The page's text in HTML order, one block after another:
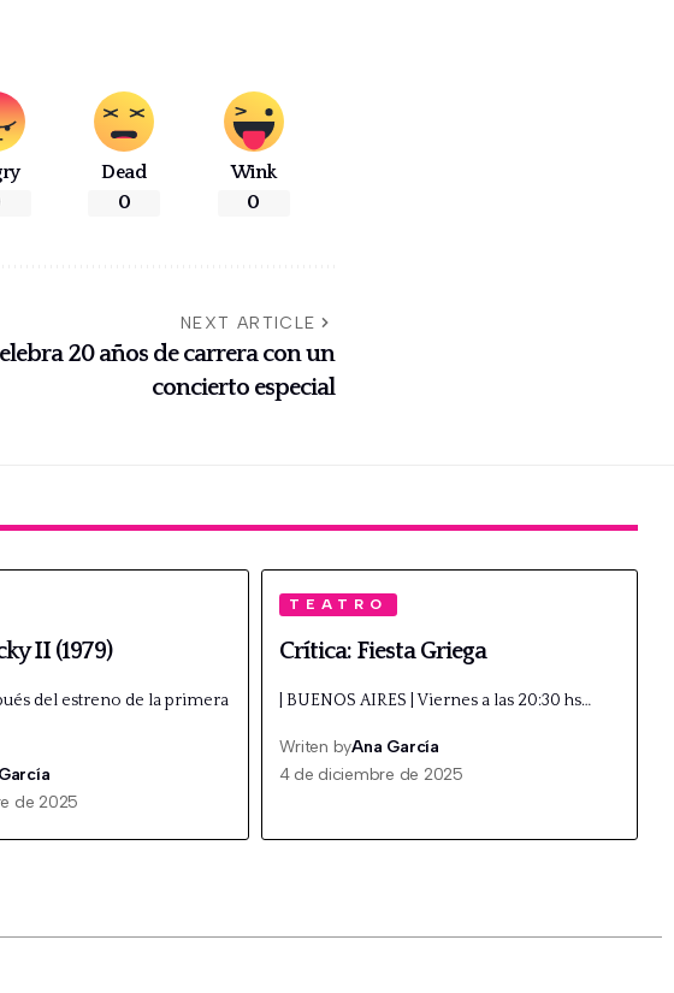
Dead
0
Wink
0
NEXT ARTICLE
20 años de carrera con un
concierto especial
II (1979)
del estreno de la primera
de 2025
TEATRO
Crítica: Fiesta Griega
| BUENOS AIRES | Viernes a las 20:30 hs…
Writen byAna García
4 de diciembre de 2025